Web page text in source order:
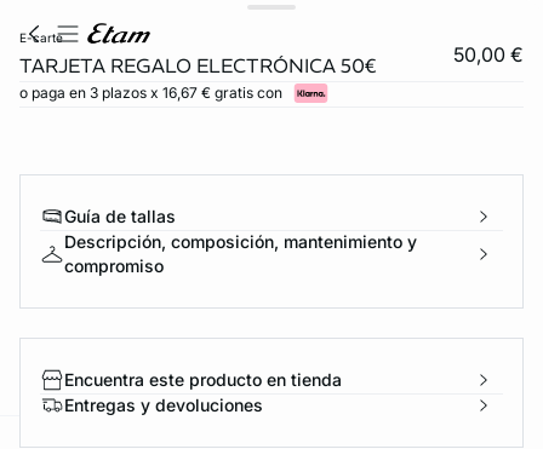
e-carte
TARJETA REGALO ELECTRÓNICA 50€ 50,00 €
o paga en 3 plazos x 16,67 € gratis con
Guía de tallas
Descripción, composición, mantenimiento y
compromiso
Encuentra este producto en tienda
Entregas y devoluciones